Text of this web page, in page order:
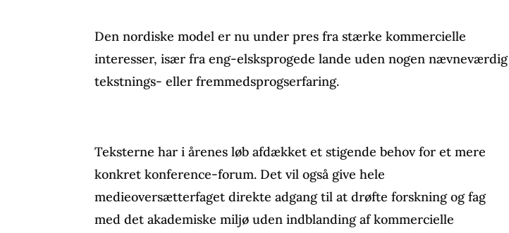
Den nordiske model er nu under pres fra stærke kommercielle
interesser, især fra eng-elsksprogede lande uden nogen nævneværdig
tekstnings- eller fremmedsprogserfaring.
Teksterne har i årenes løb afdækket et stigende behov for et mere
konkret konference-forum. Det vil også give hele
medieoversætterfaget direkte adgang til at drøfte forskning og fag
med det akademiske miljø uden indblanding af kommercielle